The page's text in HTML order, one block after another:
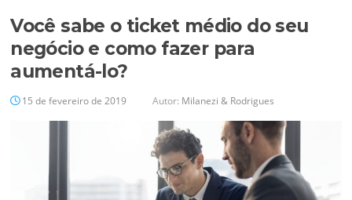
Você sabe o ticket médio do seu
negócio e como fazer para
aumentá-lo?
15 de fevereiro de 2019 Autor: Milanezi & Rodrigues